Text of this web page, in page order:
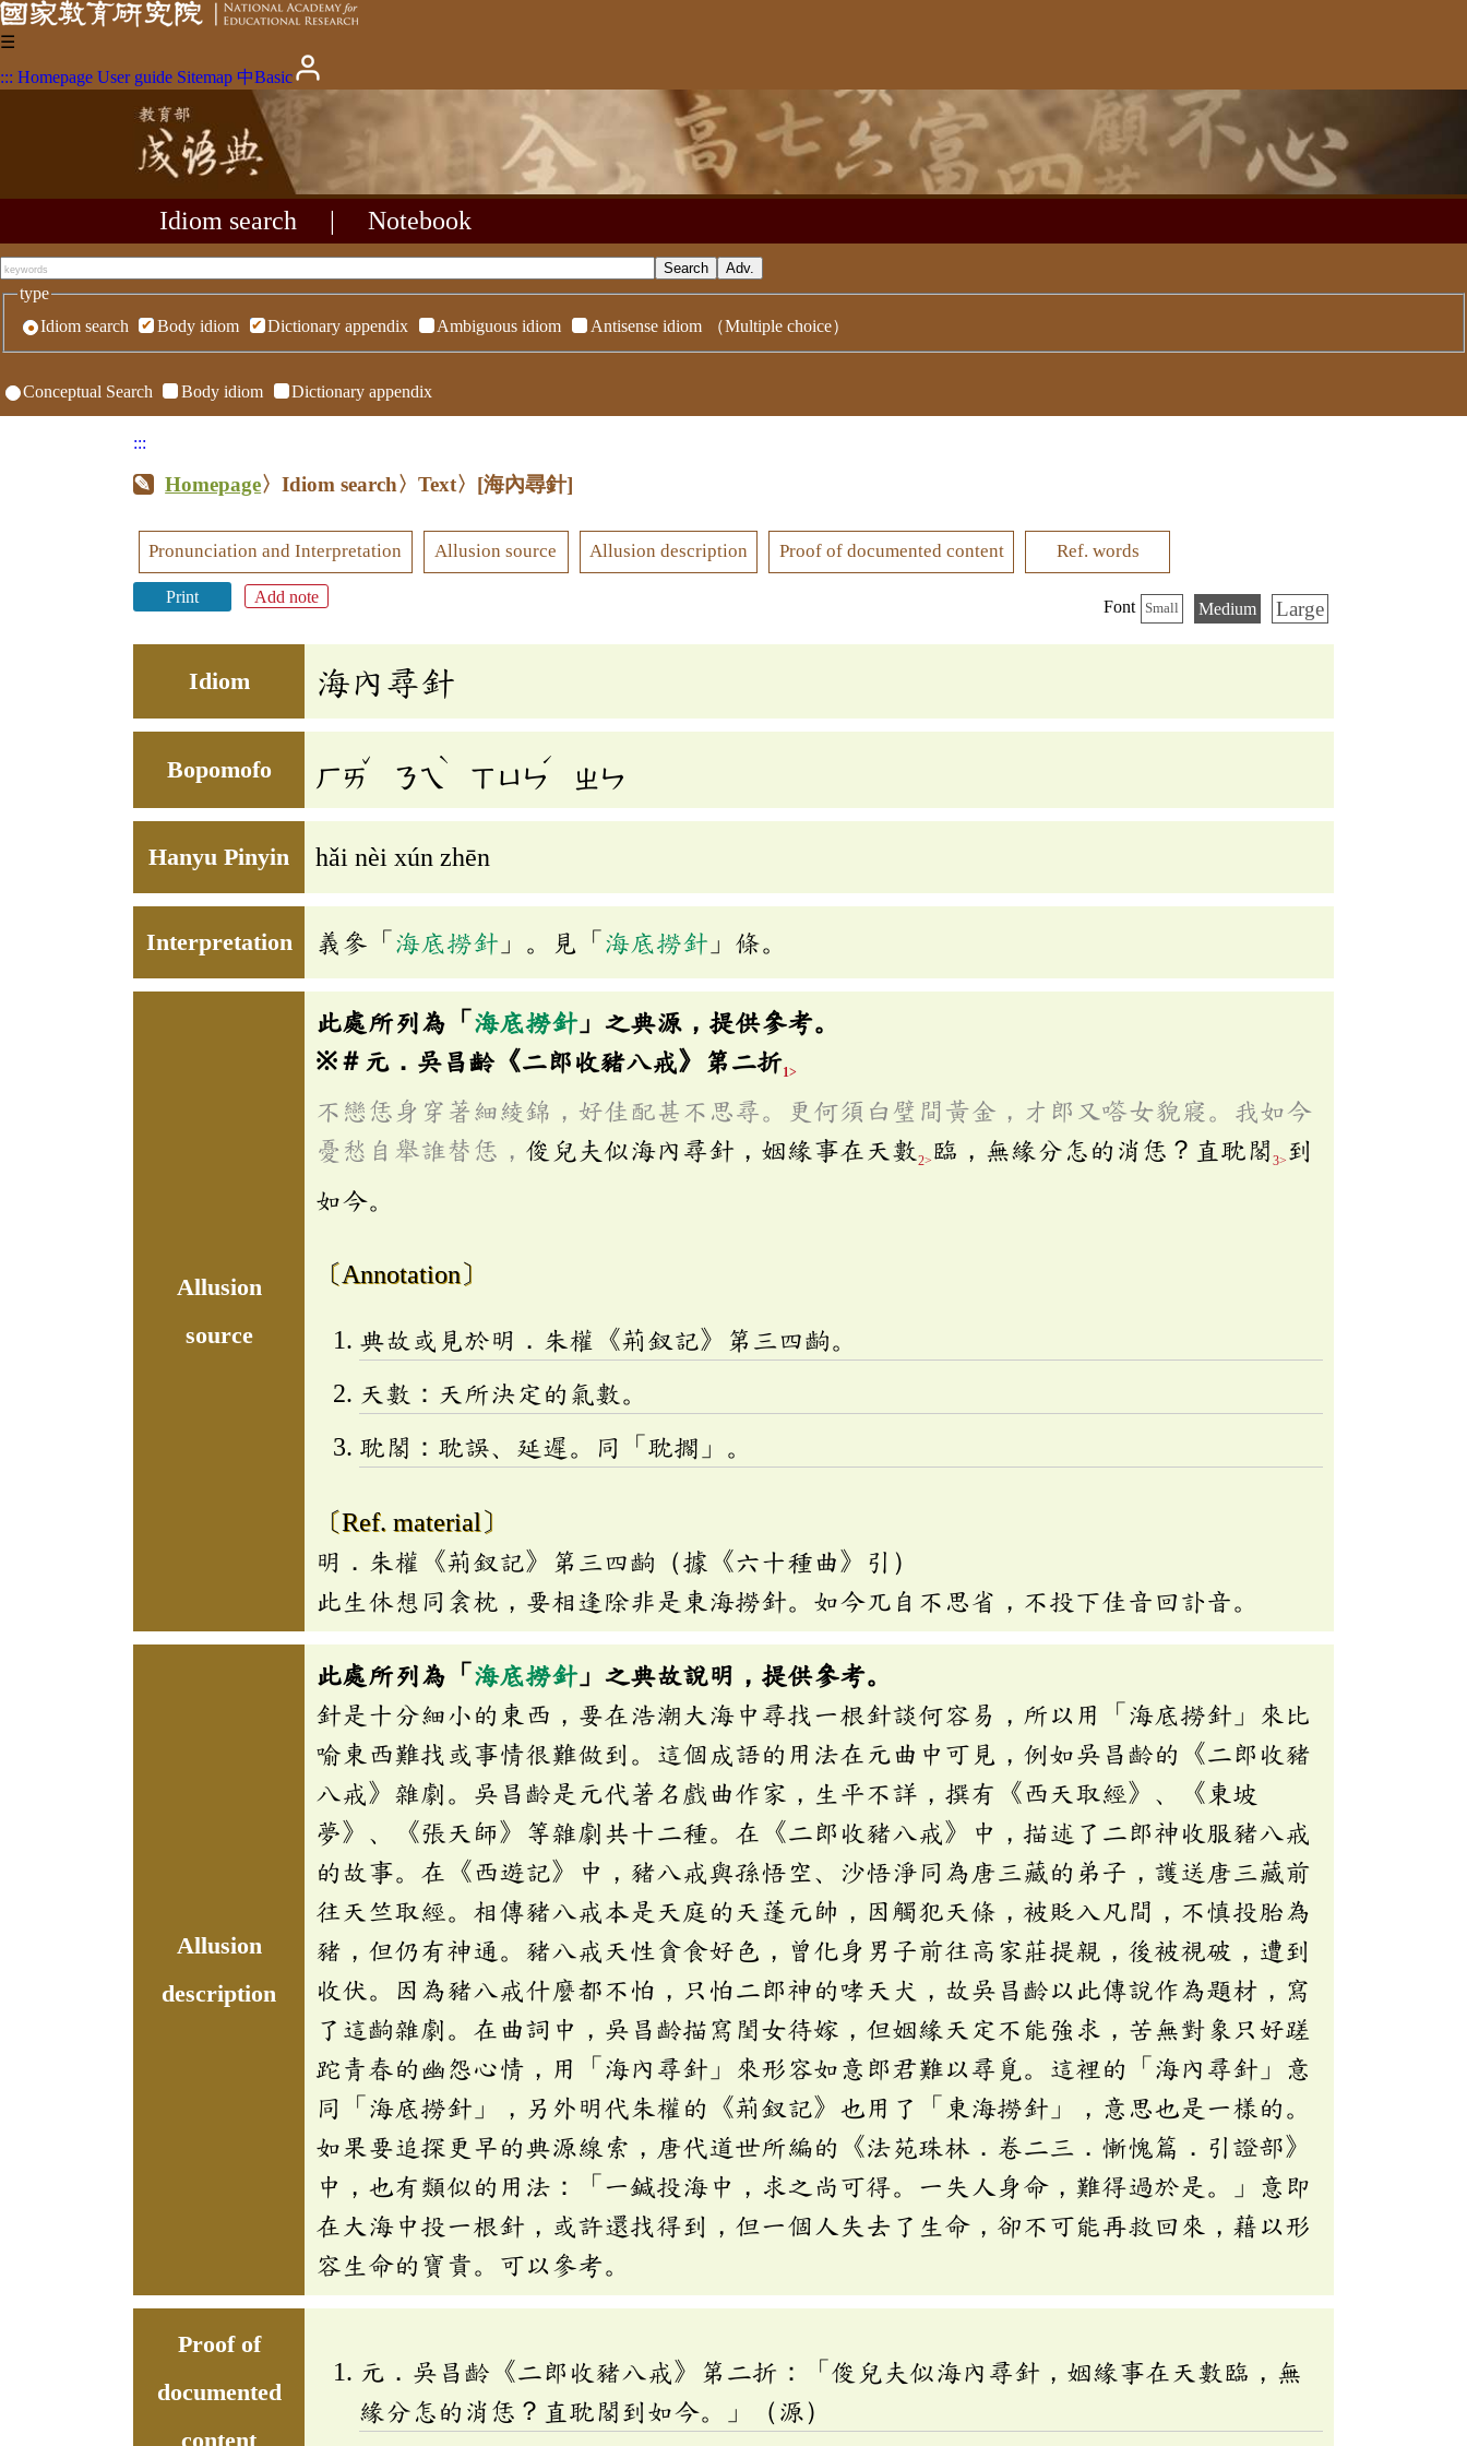
☰
::: Homepage User guide Sitemap 中Basic
Idiom search Notebook
type
Idiom search
Body idiom Dictionary appendix Ambiguous idiom Antisense idiom （Multiple choice）
Conceptual Search Body idiom Dictionary appendix
:::
Homepage〉Idiom search〉Text〉 [海內尋針]
Pronunciation and Interpretation Allusion source Allusion description Proof of documented content Ref. words
Print Add note
Font Small Medium Large
Idiom 海內尋針
Bopomofo ㄏㄞ
ˇ
ㄋㄟ
ˋ
ㄒㄩㄣ
ˊ
ㄓㄣ
Hanyu Pinyin hǎi nèi xún zhēn
Interpretation 義參「 海底撈針 」。見「 海底撈針 」條。
Allusion
source
此處所列為「 海底撈針」之典源，提供參考。
※＃元．吳昌齡《二郎收豬八戒》第二折1>
不戀恁身穿著細綾錦，好佳配甚不思尋。更何須白璧間黃金，才郎又㗳女貌寢。我如今
憂愁自舉誰替恁， 俊兒夫似海內尋針，姻緣事在天數 2> 臨，無緣分怎的消恁？直耽閣 3> 到
如今。
〔Annotation〕
典故或見於明．朱權《荊釵記》第三四齣。
天數：天所決定的氣數。
耽閣：耽誤、延遲。同「耽擱」。
〔Ref. material〕
明．朱權《荊釵記》第三四齣（據《六十種曲》引）
此生休想同衾枕，要相逢除非是東海撈針。如今兀自不思省，不投下佳音回訃音。
Allusion
description
此處所列為「 海底撈針」之典故說明，提供參考。
針是十分細小的東西，要在浩潮大海中尋找一根針談何容易，所以用「海底撈針」來比
喻東西難找或事情很難做到。這個成語的用法在元曲中可見，例如吳昌齡的《二郎收豬
八戒》雜劇。吳昌齡是元代著名戲曲作家，生平不詳，撰有《西天取經》、《東坡
夢》、《張天師》等雜劇共十二種。在《二郎收豬八戒》中，描述了二郎神收服豬八戒
的故事。在《西遊記》中，豬八戒與孫悟空、沙悟淨同為唐三藏的弟子，護送唐三藏前
往天竺取經。相傳豬八戒本是天庭的天蓬元帥，因觸犯天條，被貶入凡間，不慎投胎為
豬，但仍有神通。豬八戒天性貪食好色，曾化身男子前往高家莊提親，後被視破，遭到
收伏。因為豬八戒什麼都不怕，只怕二郎神的哮天犬，故吳昌齡以此傳說作為題材，寫
了這齣雜劇。在曲詞中，吳昌齡描寫閨女待嫁，但姻緣天定不能強求，苦無對象只好蹉
跎青春的幽怨心情，用「海內尋針」來形容如意郎君難以尋覓。這裡的「海內尋針」意
同「海底撈針」，另外明代朱權的《荊釵記》也用了「東海撈針」，意思也是一樣的。
如果要追探更早的典源線索，唐代道世所編的《法苑珠林．卷二三．慚愧篇．引證部》
中，也有類似的用法：「一鍼投海中，求之尚可得。一失人身命，難得過於是。」意即
在大海中投一根針，或許還找得到，但一個人失去了生命，卻不可能再救回來，藉以形
容生命的寶貴。可以參考。
Proof of
documented
content
元．吳昌齡《二郎收豬八戒》第二折：「俊兒夫似海內尋針，姻緣事在天數臨，無
緣分怎的消恁？直耽閣到如今。」（源）